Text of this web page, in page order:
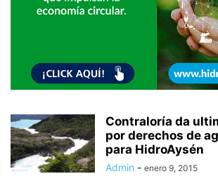
Contraloría da
por derechos de
para HidroAysén
Admin - enero 9, 2015